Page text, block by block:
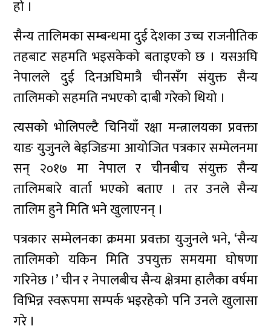
हो ।
सैन्य तालिमका सम्बन्धमा दुई देशका उच्च राजनीतिक
तहबाट सहमति भइसकेको बताइएको छ । यसअघि
नेपालले दुई दिनअघिमात्रै चीनसँग संयुक्त सैन्य
तालिमको सहमति नभएको दाबी गरेको थियो ।
त्यसको भोलिपल्टै चिनियाँ रक्षा मन्त्रालयका प्रवक्ता
याङ युजुनले बेइजिङमा आयोजित पत्रकार सम्मेलनमा
सन् २०१७ मा नेपाल र चीनबीच संयुक्त सैन्य
तालिमबारे वार्ता भएको बताए । तर उनले सैन्य
तालिम हुने मिति भने खुलाएनन् ।
पत्रकार सम्मेलनका क्रममा प्रवक्ता युजुनले भने, ‘सैन्य
तालिमको यकिन मिति उपयुक्त समयमा घोषणा
गरिनेछ ।’ चीन र नेपालबीच सैन्य क्षेत्रमा हालैका वर्षमा
विभिन्न स्वरूपमा सम्पर्क भइरहेको पनि उनले खुलासा
गरे ।